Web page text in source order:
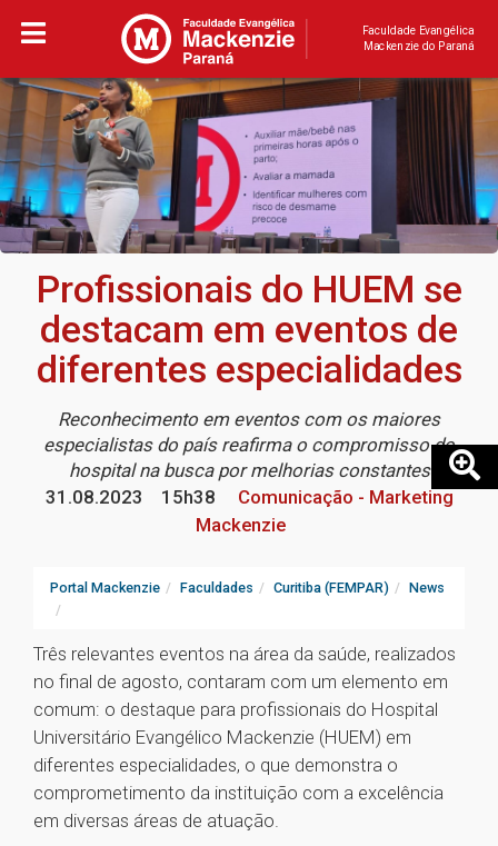
Faculdade Evangélica
Mackenzie do Paraná
Profissionais do HUEM se
destacam em eventos de
diferentes especialidades
Reconhecimento em eventos com os maiores
especialistas do país reafirma o compromisso do
hospital na busca por melhorias constantes
31.08.2023
15h38
Comunicação - Marketing
Mackenzie
Portal Mackenzie Faculdades Curitiba (FEMPAR) News
Três relevantes eventos na área da saúde, realizados
no final de agosto, contaram com um elemento em
comum: o destaque para profissionais do Hospital
Universitário Evangélico Mackenzie (HUEM) em
diferentes especialidades, o que demonstra o
comprometimento da instituição com a excelência
em diversas áreas de atuação.